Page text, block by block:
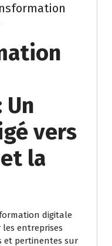
Un
vers
la
digitale
entreprises
et pertinentes sur